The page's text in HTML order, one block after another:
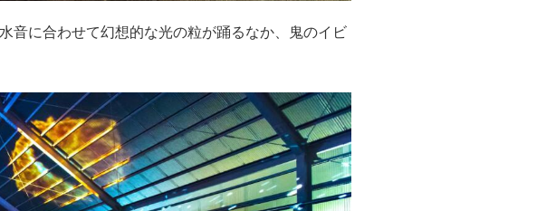
音に合わせて幻想的な光の粒が踊るなか、鬼のイビ